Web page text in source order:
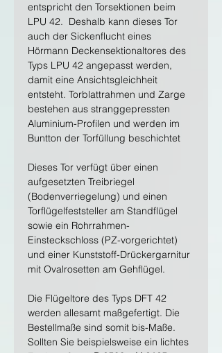
entspricht den Torsektionen beim
LPU 42. Deshalb kann dieses Tor
auch der Sickenflucht eines
Hörmann Deckensektionaltores des
Typs LPU 42 angepasst werden,
damit eine Ansichtsgleichheit
entsteht. Torblattrahmen und Zarge
bestehen aus stranggepressten
Aluminium-Profilen und werden im
Buntton der Torfüllung beschichtet
Dieses Tor verfügt über einen
aufgesetzten Treibriegel
(Bodenverriegelung) und einen
Torflügelfeststeller am Standflügel
sowie ein Rohrrahmen-
Einsteckschloss (PZ-vorgerichtet)
und einer Kunststoff-Drückergarnitur
mit Ovalrosetten am Gehflügel.
Die Flügeltore des Typs DFT 42
werden allesamt maßgefertigt. Die
Bestellmaße sind somit bis-Maße.
Sollten Sie beispielsweise ein lichtes